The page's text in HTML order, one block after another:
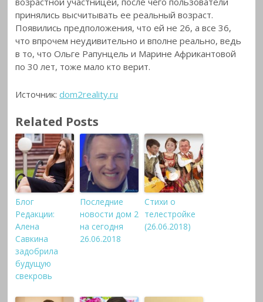
принялись высчитывать ее реальный возраст.
Появились предположения, что ей не 26, а все 36,
что впрочем неудивительно и вполне реально, ведь
в то, что Ольге Рапунцель и Марине Африкантовой
по 30 лет, тоже мало кто верит.
Источник:dom2reality.ru
Related Posts
Блог
Редакции:
Алена
Савкина
задобрила
будущую
свекровь
Последние
новости дом 2
на сегодня
26.06.2018
Стихи о
телестройке
(26.06.2018)